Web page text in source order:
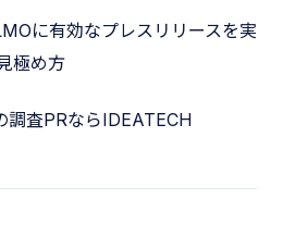
に有効なプレスリリースを実
極め方
査PRならIDEATECH